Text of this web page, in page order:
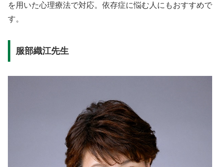
を用いた心理療法で対応。依存症に悩む人にもおすすめで
す。
服部織江先生